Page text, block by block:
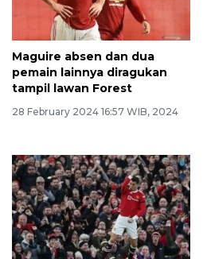
Maguire absen dan dua
pemain lainnya diragukan
tampil lawan Forest
28 February 2024 16:57 WIB, 2024